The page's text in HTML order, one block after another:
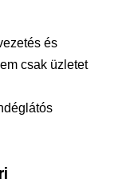
és
csak üzletet